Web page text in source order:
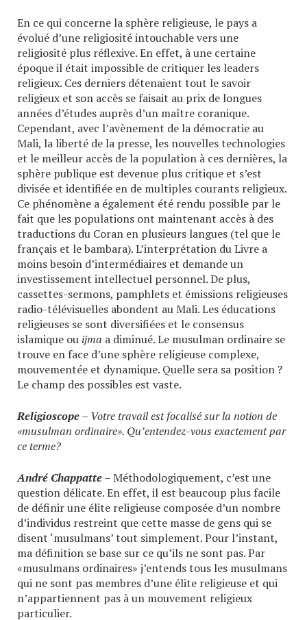
En ce qui concerne la sphère religieuse, le pays a
évolué d’une religiosité intouchable vers une
religiosité plus réflexive. En effet, à une certaine
époque il était impossible de critiquer les leaders
religieux. Ces derniers détenaient tout le savoir
religieux et son accès se faisait au prix de longues
années d’études auprès d’un maître coranique.
Cependant, avec l’avènement de la démocratie au
Mali, la liberté de la presse, les nouvelles technologies
et le meilleur accès de la population à ces dernières, la
sphère publique est devenue plus critique et s’est
divisée et identifiée en de multiples courants religieux.
Ce phénomène a également été rendu possible par le
fait que les populations ont maintenant accès à des
traductions du Coran en plusieurs langues (tel que le
français et le bambara). L’interprétation du Livre a
moins besoin d’intermédiaires et demande un
investissement intellectuel personnel. De plus,
cassettes-sermons, pamphlets et émissions religieuses
radio-télévisuelles abondent au Mali. Les éducations
religieuses se sont diversifiées et le consensus
islamique ou ijma a diminué. Le musulman ordinaire se
trouve en face d’une sphère religieuse complexe,
mouvementée et dynamique. Quelle sera sa position ?
Le champ des possibles est vaste.
Religioscope– Votre travail est focalisé sur la notion de
«musulman ordinaire». Qu’entendez-vous exactement par
ce terme?
André Chappatte– Méthodologiquement, c’est une
question délicate. En effet, il est beaucoup plus facile
de définir une élite religieuse composée d’un nombre
d’individus restreint que cette masse de gens qui se
disent ‘musulmans’ tout simplement. Pour l’instant,
ma définition se base sur ce qu’ils ne sont pas. Par
«musulmans ordinaires» j’entends tous les musulmans
qui ne sont pas membres d’une élite religieuse et qui
n’appartiennent pas à un mouvement religieux
particulier.